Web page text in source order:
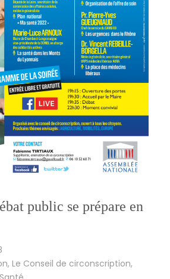
public se prépare en
,Le Conseil de circonscription,